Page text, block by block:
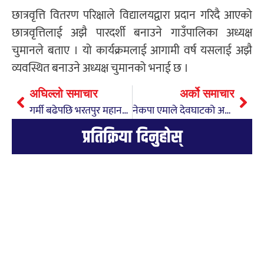
छात्रवृत्ति वितरण परिक्षाले विद्यालयद्वारा प्रदान गरिदै आएको
छात्रवृत्तिलाई अझै पारदर्शी बनाउने गाउँपालिका अध्यक्ष
चुमानले बताए । यो कार्यक्रमलाई आगामी वर्ष यसलाई अझै
व्यवस्थित बनाउने अध्यक्ष चुमानको भनाई छ ।
अघिल्लो समाचार
गर्मी बढेपछि भरतपुर महानगरका विद्यालय चार दिन बन्द
अर्को समाचार
नेकपा एमाले देवघाटको अधिवशेन मंगलबार
प्रतिक्रिया दिनुहोस्